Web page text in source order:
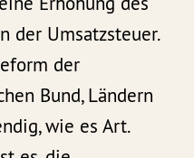
der Umsatzsteuer.
der
Bund, Ländern
wie es Art.